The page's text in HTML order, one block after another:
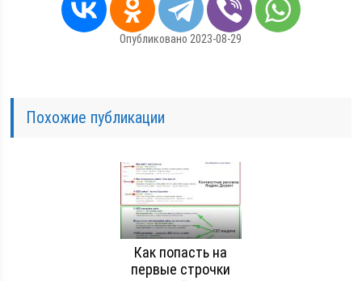
Опубликовано 2023-08-29
Похожие публикации
Как попасть на
первые строчки